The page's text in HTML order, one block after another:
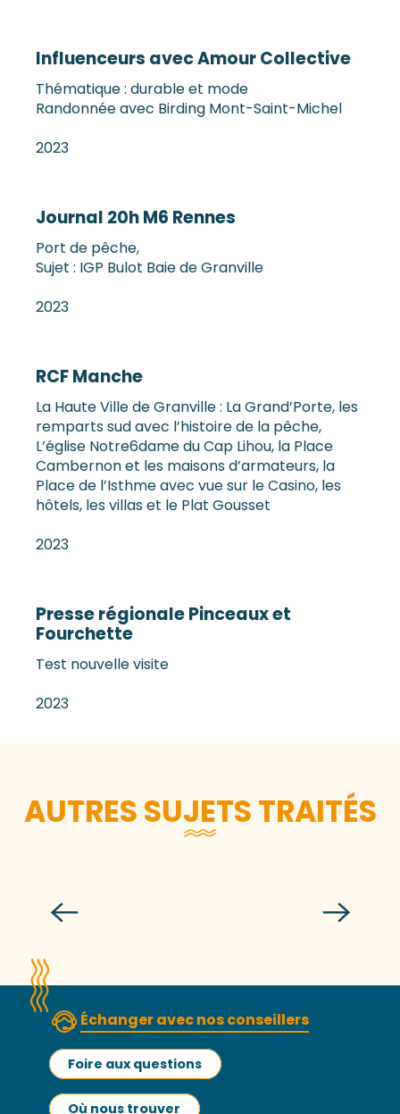
Influenceurs avec Amour Collective
Thématique : durable et mode
Randonnée avec Birding Mont-Saint-Michel
2023
Journal 20h M6 Rennes
Port de pêche,
Sujet : IGP Bulot Baie de Granville
2023
RCF Manche
La Haute Ville de Granville : La Grand’Porte, les
remparts sud avec l’histoire de la pêche,
L’église Notre6dame du Cap Lihou, la Place
Cambernon et les maisons d’armateurs, la
Place de l’Isthme avec vue sur le Casino, les
hôtels, les villas et le Plat Gousset
2023
Presse régionale Pinceaux et
Fourchette
Test nouvelle visite
2023
AUTRES SUJETS TRAITÉS
de créativité et d’histoire vivante
Échanger avec nos conseillers
Foire aux questions
Où nous trouver